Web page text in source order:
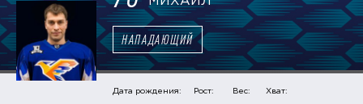
НАПАДАЮЩИЙ
Дата рождения: Рост: Вес: Хват: